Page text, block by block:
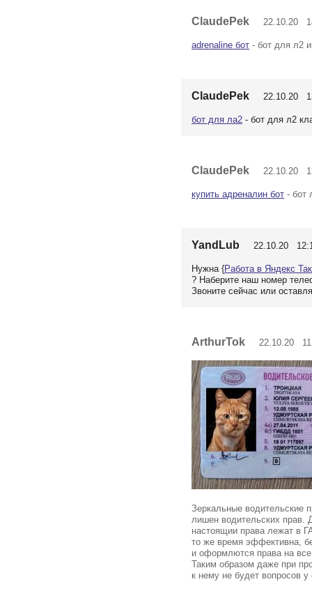
ClaudePek 22.10.20
adrenaline бот - бот для л2
ClaudePek 22.10.20
бот для ла2 - бот для л2
ClaudePek 22.10.20
купить адреналин бот - бот
YandLub 22.10.20
Нужна {Работа в Яндекс
? Наберите наш номер
Звоните сейчас или
ArthurTok 22.10.20
Зеркальные водительские
лишен водительских прав.
настоящии права лежат в
то же время эффективна,
и оформлются права на
Таким образом даже при
к нему не будет вопросов у